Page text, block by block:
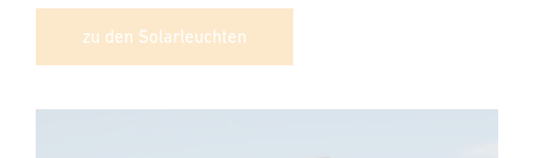
zu den Solarleuchten